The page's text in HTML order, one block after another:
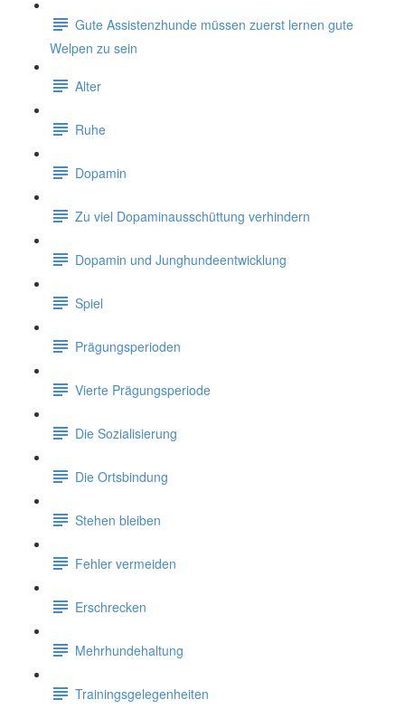
Gute Assistenzhunde müssen zuerst lernen gute
Welpen zu sein
Alter
Ruhe
Dopamin
Zu viel Dopaminausschüttung verhindern
Dopamin und Junghundeentwicklung
Spiel
Prägungsperioden
Vierte Prägungsperiode
Die Sozialisierung
Die Ortsbindung
Stehen bleiben
Fehler vermeiden
Erschrecken
Mehrhundehaltung
Trainingsgelegenheiten